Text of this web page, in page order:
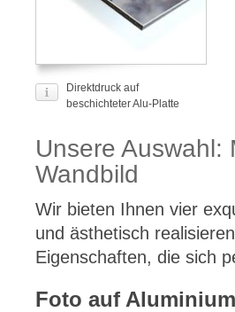
Direktdruck auf
beschichteter Alu-Platte
Unsere Auswahl:
Wandbild
Wir bieten Ihnen vier
und ästhetisch
Eigenschaften, die sich
Foto auf